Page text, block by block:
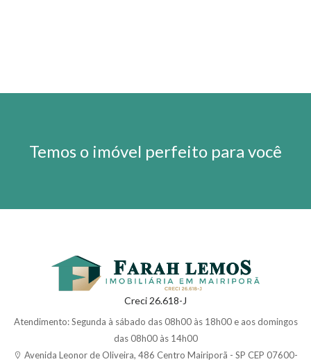
Temos o imóvel perfeito para você
Creci 26.618-J
Atendimento: Segunda à sábado das 08h00 às 18h00 e aos domingos
das 08h00 às 14h00
Avenida Leonor de Oliveira, 486 Centro Mairiporã - SP CEP 07600-